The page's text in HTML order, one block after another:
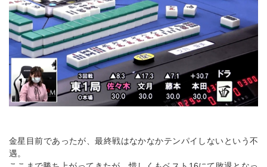
金星目前であったが、最終戦はなかなかテンパイしないという不
遇。